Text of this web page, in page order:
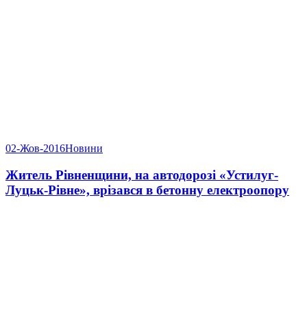
02-Жов-2016Новини
Житель Рівненщини, на автодорозі «Устилуг-
Луцьк-Рівне», врізався в бетонну електроопору